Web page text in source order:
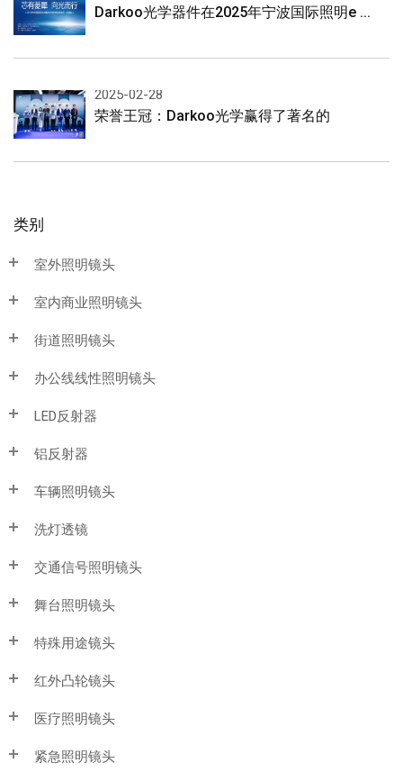
Darkoo光学器件在2025年宁波国际照明e ...
2025-02-28
荣誉王冠：Darkoo光学赢得了著名的
类别
室外照明镜头
室内商业照明镜头
街道照明镜头
办公线线性照明镜头
LED反射器
铝反射器
车辆照明镜头
洗灯透镜
交通信号照明镜头
舞台照明镜头
特殊用途镜头
红外凸轮镜头
医疗照明镜头
紧急照明镜头